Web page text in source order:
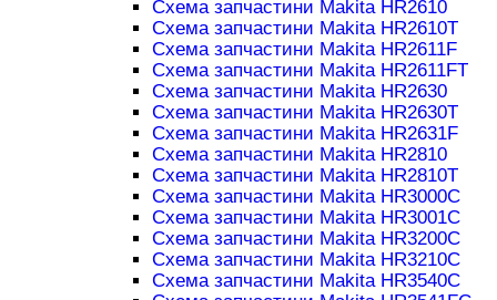
Схема запчастини Makita HR2610
Схема запчастини Makita HR2610T
Схема запчастини Makita HR2611F
Схема запчастини Makita HR2611FT
Схема запчастини Makita HR2630
Схема запчастини Makita HR2630T
Схема запчастини Makita HR2631F
Схема запчастини Makita HR2810
Схема запчастини Makita HR2810T
Схема запчастини Makita HR3000C
Схема запчастини Makita HR3001C
Схема запчастини Makita HR3200C
Схема запчастини Makita HR3210C
Схема запчастини Makita HR3540C